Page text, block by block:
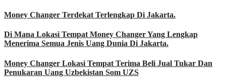
Money Changer Terdekat Terlengkap Di Jakarta.
Di Mana Lokasi Tempat Money Changer Yang Lengkap
Menerima Semua Jenis Uang Dunia Di Jakarta.
Money Changer Lokasi Tempat Terima Beli Jual Tukar Dan
Penukaran Uang Uzbekistan Som UZS